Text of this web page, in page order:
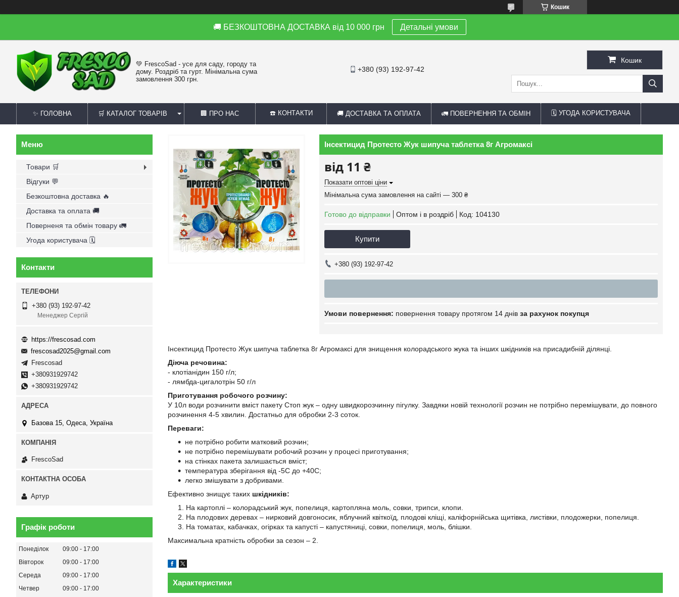
Кошик
🚚 БЕЗКОШТОВНА ДОСТАВКА від 10 000 грн Детальні умови
💚 FrescoSad - усе для саду, городу та
дому. Роздріб та гурт. Мінімальна сума
замовлення 300 грн.
+380 (93) 192-97-42
Кошик
✨ ГОЛОВНА 🛒 КАТАЛОГ ТОВАРІВ 🏢 ПРО НАС ☎️ КОНТАКТИ 🚚 ДОСТАВКА ТА ОПЛАТА 🚛 ПОВЕРНЕННЯ ТА ОБМІН 🗓 УГОДА КОРИСТУВАЧА
Інсектицид Протесто Жук шипуча таблетка 8г Агромаксі
від 11 ₴
Показати оптові ціни
Мінімальна сума замовлення на сайті — 300 ₴
Готово до відправки Оптом і в роздріб Код: 104130
Купити
+380 (93) 192-97-42
повернення товару протягом 14 днів за рахунок покупця
Інсектицид Протесто Жук шипуча таблетка 8г Агромаксі для знищення колорадського жука та інших шкідників на присадибній ділянці.
Діюча речовина:
- клотіанідин 150 г/л;
- лямбда-цигалотрін 50 г/л
Приготування робочого розчину:
У 10л води розчинити вміст пакету Стоп жук – одну швидкорозчинну пігулку. Завдяки новій технології розчин не потрібно перемішувати, до повного
розчинення 4-5 хвилин. Достатньо для обробки 2-3 соток.
Переваги:
не потрібно робити матковий розчин;
не потрібно перемішувати робочий розчин у процесі приготування;
на стінках пакета залишається вміст;
температура зберігання від -5С до +40С;
легко змішувати з добривами.
Ефективно знищує таких шкідників:
На картоплі – колорадський жук, попелиця, картопляна моль, совки, трипси, клопи.
На плодових деревах – нирковий довгоносик, яблучний квіткоїд, плодові кліщі, каліфорнійська щитівка, листівки, плодожерки, попелиця.
На томатах, кабачках, огірках та капусті – капустяниці, совки, попелиця, моль, блішки.
Максимальна кратність обробки за сезон – 2.
Характеристики
Товари 🛒
Відгуки 💬
Безкоштовна доставка 🔥
Доставка та оплата 🚚
Поверненя та обмін товару 🚛
Угода користувача 🗓
Контакти
+380 (93) 192-97-42
Менеджер Сергій
https://frescosad.com
frescosad2025@gmail.com
Frescosad
+380931929742
+380931929742
Базова 15, Одеса, Україна
FrescoSad
Артур
Графік роботи
Понеділок 09:00
17:00
Вівторок
09:00
17:00
Середа
09:00
17:00
Четвер
09:00
17:00